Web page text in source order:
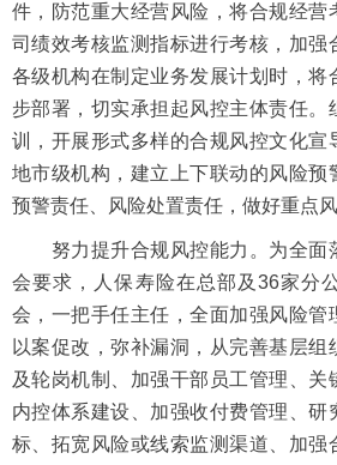
件，防范重大经营风险，将合规经营
司绩效考核监测指标进行考核，加强
各级机构在制定业务发展计划时，将
步部署，切实承担起风控主体责任。
训，开展形式多样的合规风控文化宣
地市级机构，建立上下联动的风险预
预警责任、风险处置责任，做好重点风
努力提升合规风控能力。为全面
会要求，人保寿险在总部及36家分
会，一把手任主任，全面加强风险管
以案促改，弥补漏洞，从完善基层组
及轮岗机制、加强干部员工管理、关
内控体系建设、加强收付费管理、研
标、拓宽风险或线索监测渠道、加强